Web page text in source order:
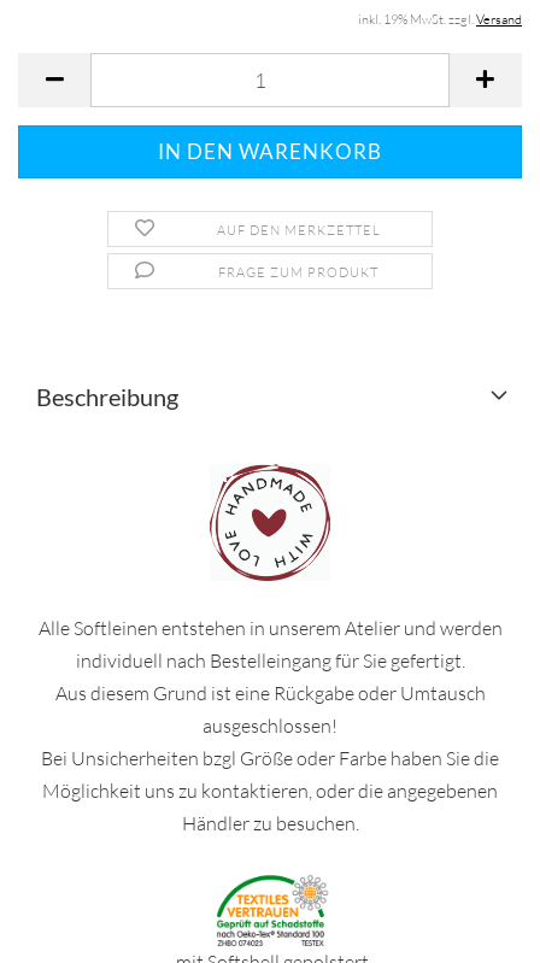
inkl. 19% MwSt. zzgl.Versand
AUF DEN MERKZETTEL
FRAGE ZUM PRODUKT
Beschreibung
Alle Softleinen entstehen in unserem Atelier und werden
individuell nach Bestelleingang für Sie gefertigt.
Aus diesem Grund ist eine Rückgabe oder Umtausch
ausgeschlossen!
Bei Unsicherheiten bzgl Größe oder Farbe haben Sie die
Möglichkeit uns zu kontaktieren, oder die angegebenen
Händler zu besuchen.